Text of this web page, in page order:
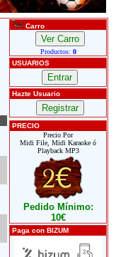
Carro
Productos: 0
USUARIOS
Hazte Usuario
PRECIO
Precio Por
Midi File, Midi Karaoke ó
Playback MP3
Pedido Mínimo:
10€
Paga con BIZUM